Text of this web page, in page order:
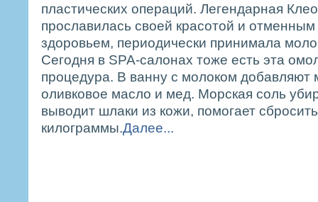
пластических операций. Легендарная
прославилась своей красотой и
здоровьем, периодически принимала
Сегодня в SPA-салонах тоже есть эта
процедура. В ванну с молоком добавляют
оливковое масло и мед. Морская соль
выводит шлаки из кожи, помогает
килограммы.Далее...